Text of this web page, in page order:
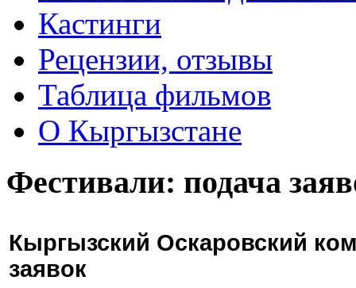
Кастинги
Рецензии, отзывы
Таблица фильмов
О Кыргызстане
Фестивали: подача
Кыргызский Оскаровский
заявок